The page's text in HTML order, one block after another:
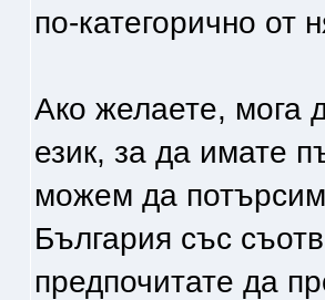
по-категорично от
Ако желаете, мога
език, за да имате
можем да
България със
предпочитате да